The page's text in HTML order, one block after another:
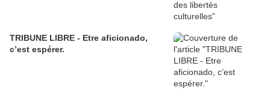
TRIBUNE LIBRE - Etre aficionado,
c’est espérer.